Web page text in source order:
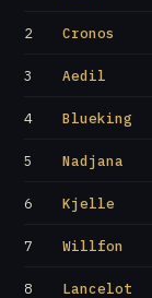
2 Cronos
3 Aedil
4 Blueking
5 Nadjana
6 Kjelle
7 Willfon
8 Lancelot